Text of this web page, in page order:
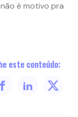
é motivo pra
este conteúdo: